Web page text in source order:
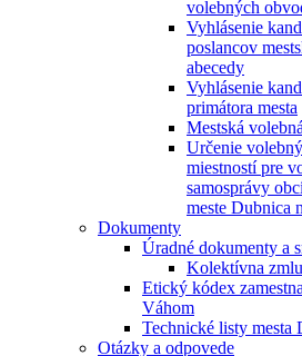
volebných
Vyhlásenie
poslancov
abecedy
Vyhlásenie
primátora mesta
Mestská
Určenie
miestností pre
samosprávy
meste Dubnica
Dokumenty
Úradné dokumenty a
Kolektívna
Etický kódex
Váhom
Technické listy mesta
Otázky a odpovede